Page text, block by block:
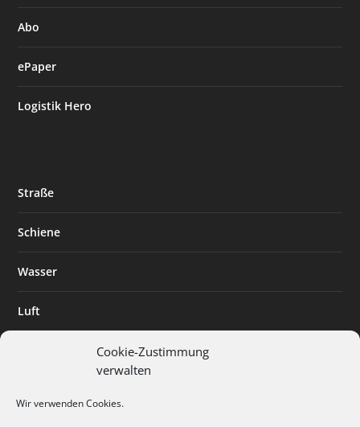
Cookie-Zustimmung
verwalten
Wir verwenden Cookies.
Abo
ePaper
Logistik Hero
Straße
Schiene
Wasser
Luft